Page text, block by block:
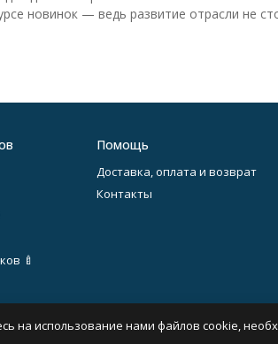
новинок — ведь развитие отрасли не
🍼
Помощь
Доставка, оплата и возврат
Контакты
на использование нами файлов cookie,